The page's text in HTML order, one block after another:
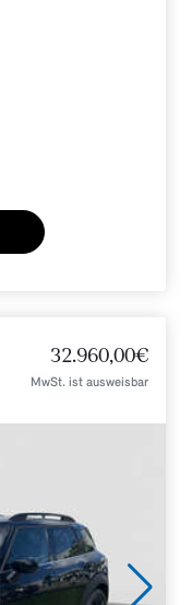
32.960,00€
MwSt. ist ausweisbar